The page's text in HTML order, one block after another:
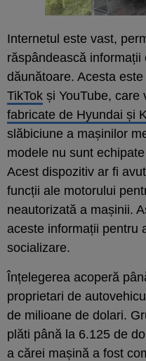
Internetul este vast,
răspândească
dăunătoare. Acesta
TikTok și YouTube, care
fabricate de Hyundai și
slăbiciune a mașinilor
modele nu sunt
Acest dispozitiv ar fi
funcții ale motorului
neautorizată a mașinii.
aceste informații pentru
socializare.
Înțelegerea acoperă
proprietari de
de milioane de dolari.
plăti până la 6.125 de
a cărei mașină a fost